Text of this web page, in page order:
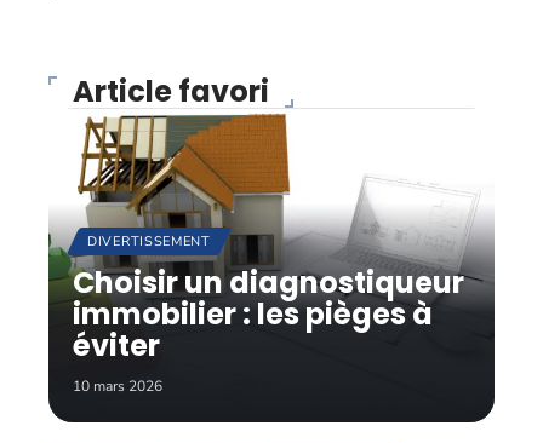
Article favori
DIVERTISSEMENT
Choisir un diagnostiqueur
immobilier : les pièges à
éviter
10 mars 2026